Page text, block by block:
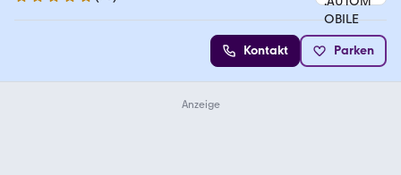
5 Sterne
Kontakt Parken